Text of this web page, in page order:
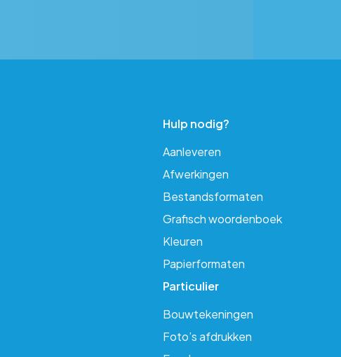
Hulp nodig?
Aanleveren
Afwerkingen
Bestandsformaten
Grafisch woordenboek
Kleuren
Papierformaten
Particulier
Bouwtekeningen
Foto’s afdrukken